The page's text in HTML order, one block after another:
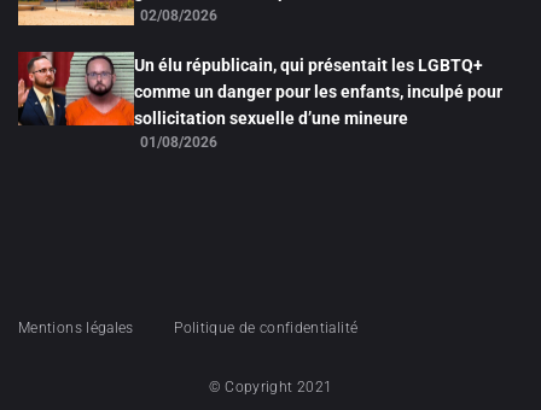
02/08/2026
Un élu républicain, qui présentait les LGBTQ+
comme un danger pour les enfants, inculpé pour
sollicitation sexuelle d’une mineure
01/08/2026
Mentions légales Politique de confidentialité
© Copyright 2021